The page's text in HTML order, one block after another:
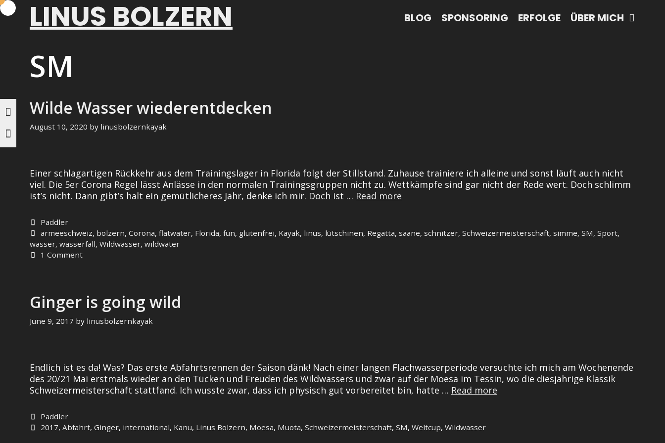
Skip
to
contentLINUS BOLZERN BLOG SPONSORING ERFOLGE ÜBER MICH
SM
Wilde Wasser wiederentdecken
August 10, 2020 by linusbolzernkayak
Einer schlagartigen Rückkehr aus dem Trainingslager in Florida folgt der Stillstand. Zuhause trainiere ich alleine und sonst läuft auch nicht
viel. Die 5er Corona Regel lässt Anlässe in den normalen Trainingsgruppen nicht zu. Wettkämpfe sind gar nicht der Rede wert. Doch schlimm
ist’s nicht. Dann gibt’s halt ein gemütlicheres Jahr, denke ich mir. Doch ist … Read more
Categories
Paddler
Tags
armeeschweiz, bolzern,Corona,flatwater, Florida,fun, glutenfrei, Kayak, linus, lütschinen, Regatta,saane,schnitzer,Schweizermeisterschaft,simme,SM,Sport,
wasser, wasserfall, Wildwasser, wildwater
1 Comment
Ginger is going wild
June 9, 2017 by linusbolzernkayak
Endlich ist es da! Was? Das erste Abfahrtsrennen der Saison dänk! Nach einer langen Flachwasserperiode versuchte ich mich am Wochenende
des 20/21 Mai erstmals wieder an den Tücken und Freuden des Wildwassers und zwar auf der Moesa im Tessin, wo die diesjährige Klassik
Schweizermeisterschaft stattfand. Ich wusste zwar, dass ich physisch gut vorbereitet bin, hatte … Read more
Categories
Paddler
Tags
2017,Abfahrt,Ginger, international, Kanu, Linus Bolzern, Moesa, Muota,Schweizermeisterschaft,SM,Weltcup,Wildwasser